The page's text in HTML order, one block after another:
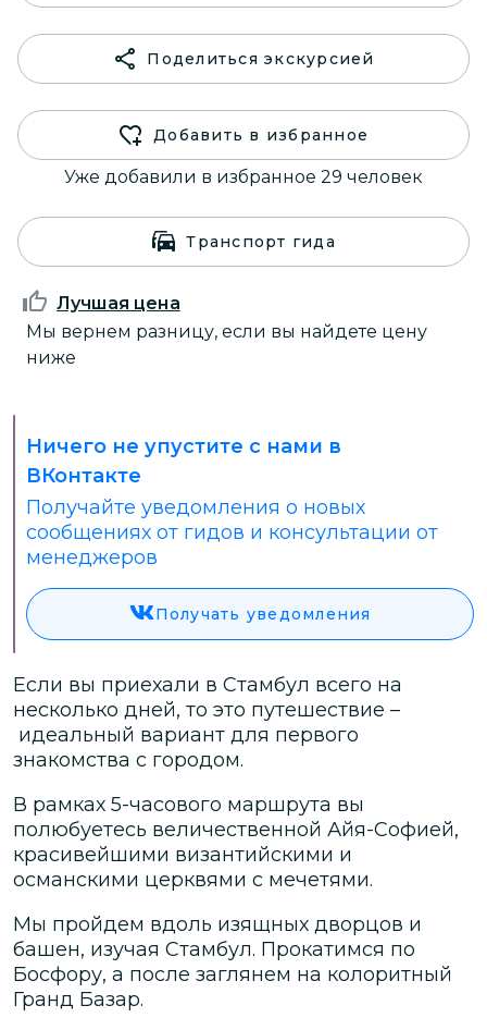
Поделиться экскурсией
Добавить в избранное
Уже добавили в избранное 29 человек
Транспорт гида
Лучшая цена
Мы вернем разницу, если вы найдете цену
ниже
Ничего не упустите с нами в
ВКонтакте
Получайте уведомления о новых
сообщениях от гидов и консультации от
менеджеров
Получать уведомления
Если вы приехали в Стамбул всего на
несколько дней, то это путешествие –
идеальный вариант для первого
знакомства с городом.
В рамках 5-часового маршрута вы
полюбуетесь величественной Айя-Софией,
красивейшими византийскими и
османскими церквями с мечетями.
Мы пройдем вдоль изящных дворцов и
башен, изучая Стамбул. Прокатимся по
Босфору, а после заглянем на колоритный
Гранд Базар.